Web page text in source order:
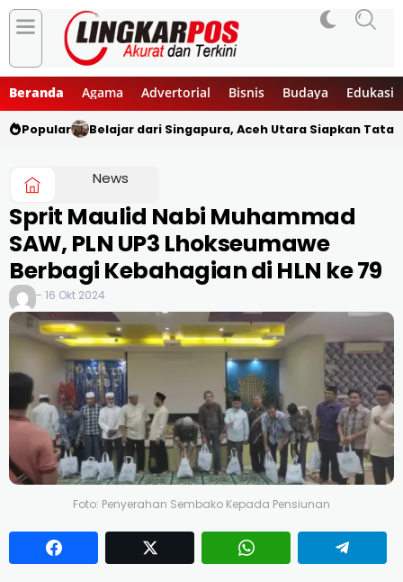
Beranda Agama Advertorial Bisnis Budaya Edukasi
Popular Belajar dari Singapura, Aceh Utara Siapkan
News
Sprit Maulid Nabi Muhammad
SAW, PLN UP3 Lhokseumawe
Berbagi Kebahagian di HLN ke 79
- 16 Okt 2024
Foto: Penyerahan Sembako Kepada Pensiunan